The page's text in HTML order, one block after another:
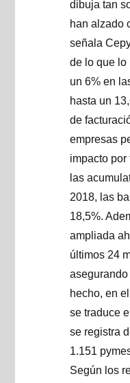
dibuja tan
han alzado
señala
de lo que lo
un 6% en
hasta un
de
empresas
impacto
las
2018, las
18,5%.
ampliada
últimos 24
hecho, en
se traduce
se registra
1.151
Según los